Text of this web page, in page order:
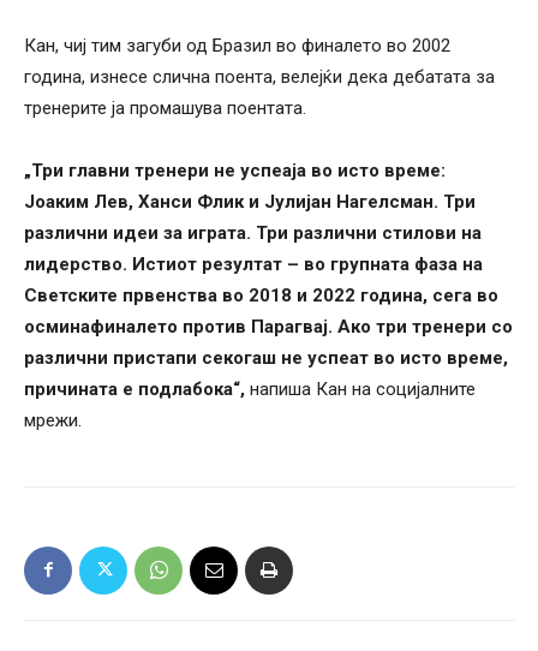
Кан, чиј тим загуби од Бразил во финалето во 2002
година, изнесе слична поента, велејќи дека дебатата за
тренерите ја промашува поентата.
„Три главни тренери не успеаја во исто време:
Јоаким Лев, Ханси Флик и Јулијан Нагелсман. Три
различни идеи за играта. Три различни стилови на
лидерство. Истиот резултат – во групната фаза на
Светските првенства во 2018 и 2022 година, сега во
осминафиналето против Парагвај. Ако три тренери со
различни пристапи секогаш не успеат во исто време,
причината е подлабока“, напиша Кан на социјалните
мрежи.